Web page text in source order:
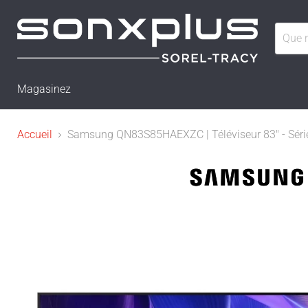
Magasinez
Accueil Samsung QN83S85HAEXZC | Téléviseur 83" -